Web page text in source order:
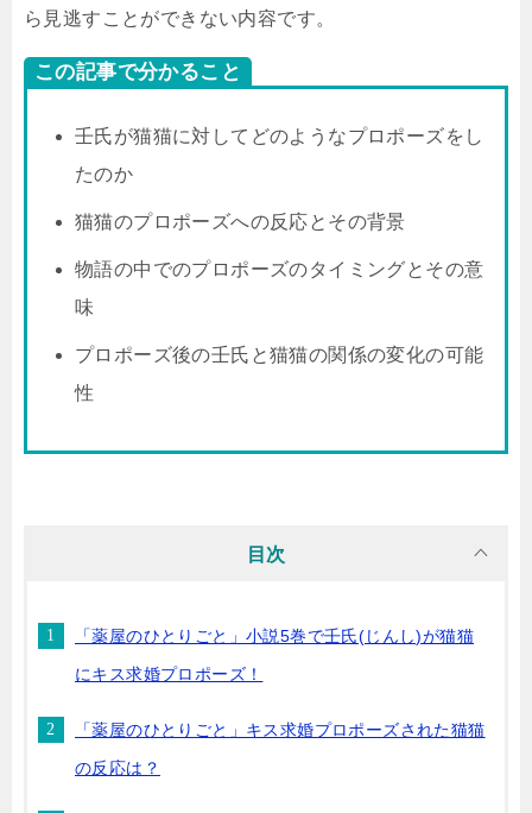
ら見逃すことができない内容です。
この記事で分かること
壬氏が猫猫に対してどのようなプロポーズをし
たのか
猫猫のプロポーズへの反応とその背景
物語の中でのプロポーズのタイミングとその意
味
プロポーズ後の壬氏と猫猫の関係の変化の可能
性
目次
「薬屋のひとりごと」小説5巻で壬氏(じんし)が猫猫
にキス求婚プロポーズ！
「薬屋のひとりごと」キス求婚プロポーズされた猫猫
の反応は？